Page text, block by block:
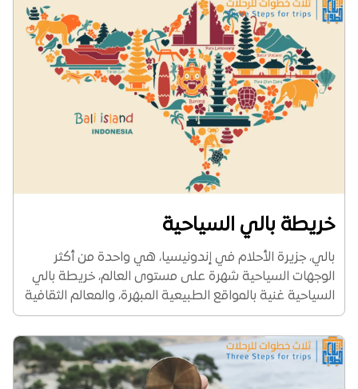
خريطة بالي السياحية
‏بالي، جزيرة الأحلام في إندونيسيا، هي واحدة من أكثر
الوجهات السياحية شهرة على مستوى العالم، خريطة بالي
السياحية غنية بالمواقع الطبيعية المبهرة، والمعالم الثقافية
الفريدة، تقدم بالي تجربة لا تنسى لكل من يزورها. السياحة
في بالي إندونيسيا الآن هي أكثر...